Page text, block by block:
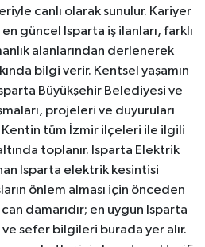
canlı olarak sunulur. Kariyer
güncel Isparta iş ilanları, farklı
alanlarından derlenerek
bilgi verir. Kentsel yaşamın
Büyükşehir Belediyesi ve
projeleri ve duyuruları
Kentin tüm İzmir ilçeleri ile ilgili
toplanır. Isparta Elektrik
Isparta elektrik kesintisi
önlem alması için önceden
damarıdır; en uygun Isparta
sefer bilgileri burada yer alır.